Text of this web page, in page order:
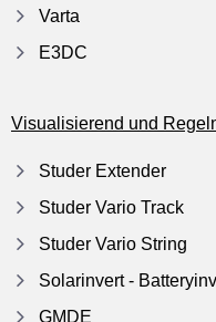
Registration
&
Imprint
Manuals
Varta
E3DC
Visualisierend und
Studer Extender
Studer Vario Track
Studer Vario String
Solarinvert -
GMDE